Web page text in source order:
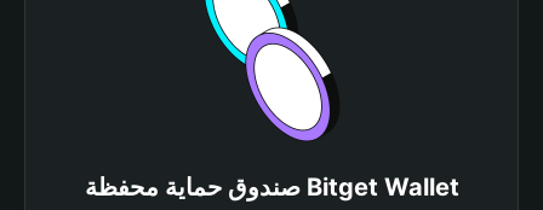
صندوق حماية محفظة Bitget Wallet